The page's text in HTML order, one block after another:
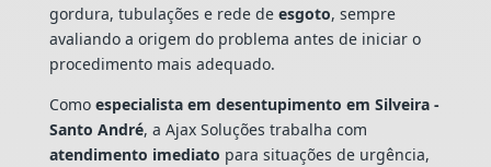
gordura, tubulações e rede de esgoto, sempre
avaliando a origem do problema antes de iniciar o
procedimento mais adequado.
Como especialista em desentupimento em Silveira -
Santo André, a Ajax Soluções trabalha com
atendimento imediato para situações de urgência,